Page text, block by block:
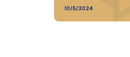
10/5/2024